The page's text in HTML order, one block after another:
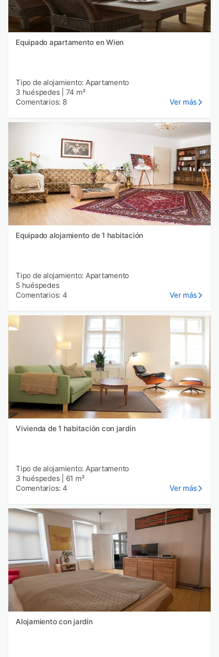
Equipado apartamento en Wien
Tipo de alojamiento: Apartamento
3 huéspedes
74 m²
Comentarios: 8
Ver más
Equipado alojamiento de 1 habitación
Tipo de alojamiento: Apartamento
5 huéspedes
Comentarios: 4
Ver más
Vivienda de 1 habitación con jardín
Tipo de alojamiento: Apartamento
3 huéspedes
61 m²
Comentarios: 4
Ver más
Alojamiento con jardín